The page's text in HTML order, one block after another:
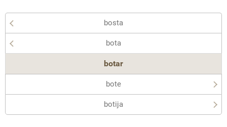
bosta
bota
botar
bote
botija